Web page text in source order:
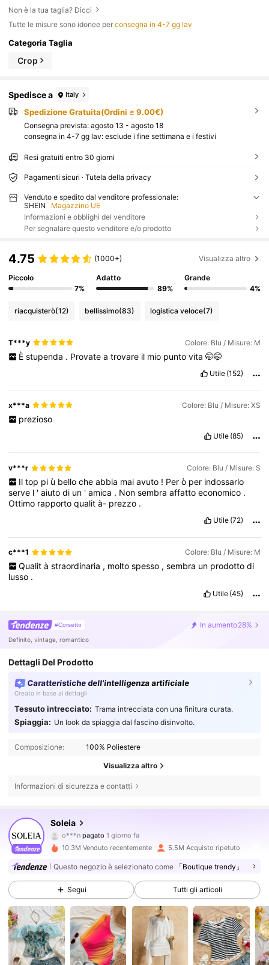
Non è la tua taglia? Dicci
Tutte le misure sono idonee perconsegna in 4-7 gg lav
Categoria Taglia
Crop
Spedisce a Italy
Spedizione Gratuita(Ordini ≥ 9.00€)
Consegna prevista: agosto 13 - agosto 18
consegna in 4-7 gg lav: esclude i fine settimana e i festivi
Resi gratuiti entro 30 giorni
Pagamenti sicuri · Tutela della privacy
Venduto e spedito dal venditore professionale:
SHEIN
Magazzino UE
Informazioni e obblighi del venditore
Per segnalare questo venditore e/o prodotto
4.75 (1000+) Visualizza altro
Piccolo
7%
Adatto
89%
Grande
4%
riacquisterò(12) bellissimo(83) logistica veloce(7)
T***y Colore: Blu / Misure: M
È stupenda . Provate a trovare il mio punto vita 🤭🤭
Utile (152)
x***a Colore: Blu / Misure: XS
prezioso
Utile (85)
v***r Colore: Blu / Misure: S
Il top pi ù bello che abbia mai avuto ! Per ò per indossarlo
serve l 'aiutodi un 'amica . Nonsembraaffattoeconomico .
Ottimo rapportoqualità- prezzo .
Utile (72)
c***1 Colore: Blu / Misure: M
Qualit à straordinaria , molto spesso , sembra un prodotto di
lusso .
Utile (45)
#Corsetto In aumento28%
Definito, vintage, romantico
Dettagli Del Prodotto
Caratteristiche dell'intelligenza artificiale
Creato in base ai dettagli
Tessuto intrecciato: Trama intrecciata con una finitura curata.
Spiaggia: Un look da spiaggia dal fascino disinvolto.
Composizione: 100% Poliestere
Visualizza altro
Informazioni di sicurezza e contatti
Soleia
o***npagato
a***6segue3 ore fa
2.4M Follower
4.82 2.4M Follower
10.3M Venduto recentemente 5.5M Acquisto ripetuto
Questo negozio è selezionato come 「Boutique trendy」
Segui Tutti gli articoli